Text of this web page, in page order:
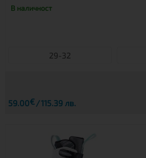
В наличност
29-32
59.00€ 115.39 лв.